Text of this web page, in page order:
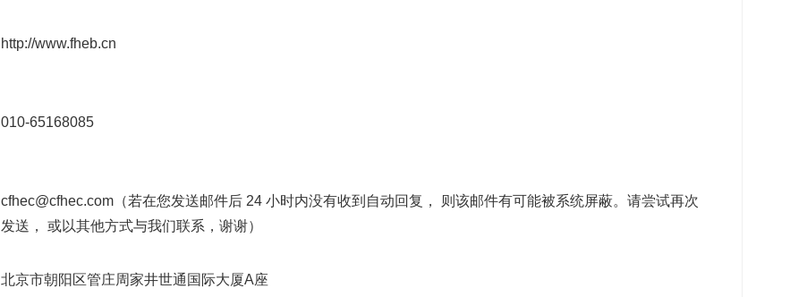
http://www.fheb.cn
010-65168085
cfhec@cfhec.com（若在您发送邮件后 24 小时内没有收到自动回复， 则该邮件有可能被系统屏蔽。请尝试再次
发送， 或以其他方式与我们联系，谢谢）
北京市朝阳区管庄周家井世通国际大厦A座